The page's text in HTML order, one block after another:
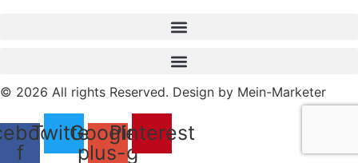
© 2026 All rights Reserved. Design by Mein-Marketer
f
TwitterGoogle-
plus-g
Pinterest